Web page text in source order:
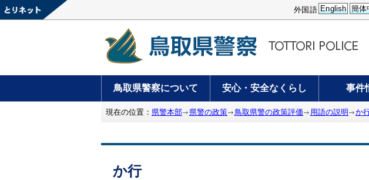
外国語 English 簡体
鳥取県警察について 安心・安全なくらし 事件
現在の位置： 県警本部 県警の政策 鳥取県警の政策評価 用語の説明 か
か行